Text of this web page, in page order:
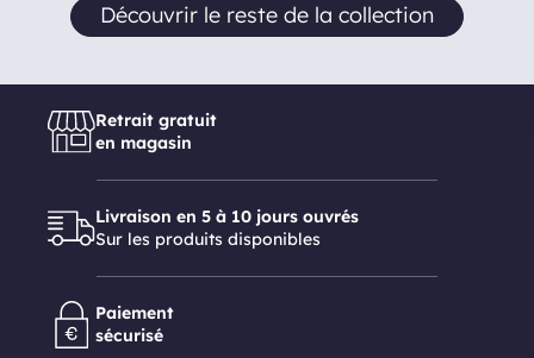
Découvrir le reste de la collection
Retrait gratuit
en magasin
Livraison en 5 à 10 jours ouvrés
Sur les produits disponibles
Paiement
sécurisé